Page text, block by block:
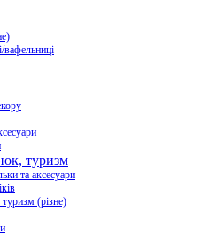
вафельниці
туризм
та аксесуари
(різне)